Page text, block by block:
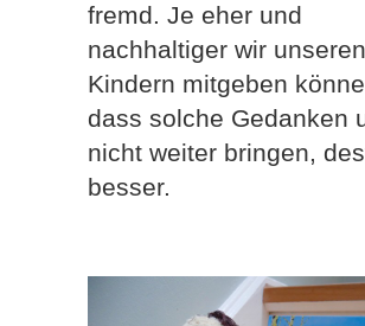
fremd. Je eher und
nachhaltiger wir unseren
Kindern mitgeben
dass solche Gedanken
nicht weiter bringen,
besser.